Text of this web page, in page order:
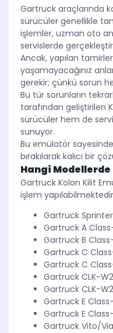
Gartruck araçlarında
sürücüler genellikle
işlemler, uzman oto
servislerde
Ancak, yapılan
yaşamayacağınız
gerekir; çünkü sorun
Bu tür sorunların
tarafından geliştirilen
sürücüler hem de
sunuyor.
Bu emülatör
bırakılarak kalıcı bir
Hangi
Gartruck Kolon Kilit
işlem
Gartruck Sprinter
Gartruck A
Gartruck B
Gartruck C
Gartruck C
Gartruck CLK-
Gartruck CLK-
Gartruck E
Gartruck E Class-
Gartruck Vito/